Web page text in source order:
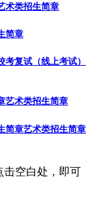
术类招生简章
简章
复试（线上考试）
艺术类招生简章
简章艺术类招生简章
击空白处，即可